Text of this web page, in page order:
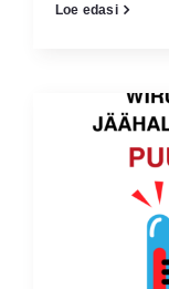
Loe edasi